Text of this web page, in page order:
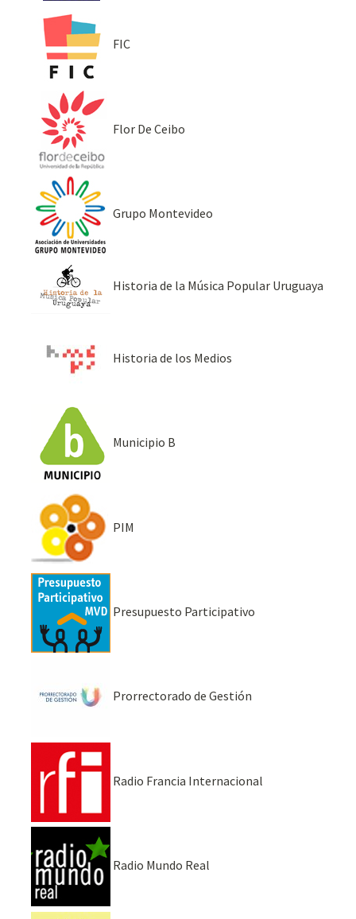
FIC
Flor De Ceibo
Grupo Montevideo
Historia de la Música Popular Uruguaya
Historia de los Medios
Municipio B
PIM
Presupuesto Participativo
Prorrectorado de Gestión
Radio Francia Internacional
Radio Mundo Real